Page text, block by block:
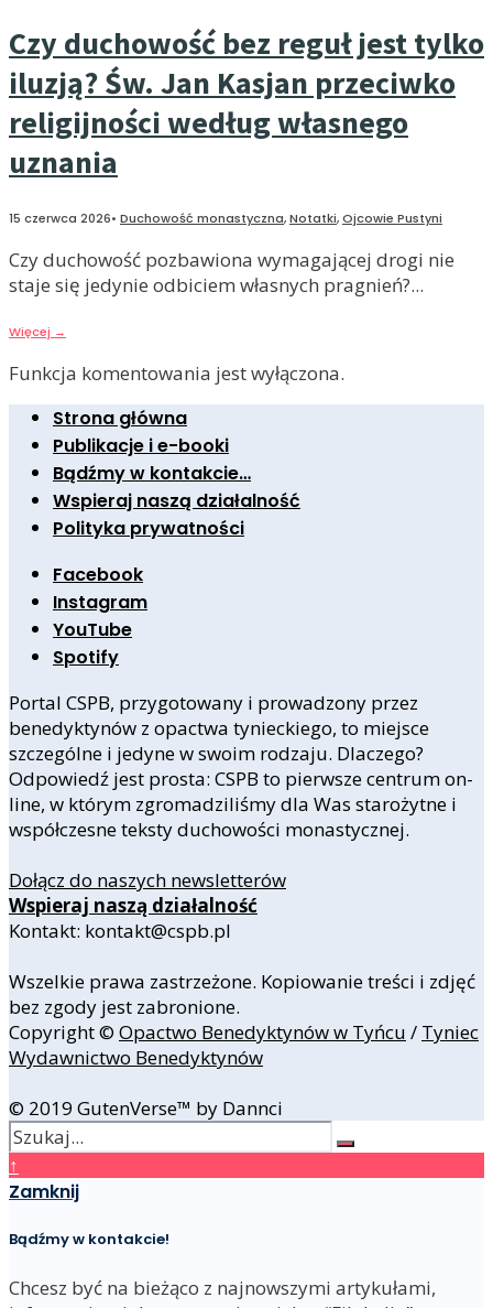
Czy duchowość bez reguł jest tylko
iluzją? Św. Jan Kasjan przeciwko
religijności według własnego
uznania
15 czerwca 2026• Duchowość monastyczna,Notatki,Ojcowie Pustyni
Czy duchowość pozbawiona wymagającej drogi nie
staje się jedynie odbiciem własnych pragnień?...
Więcej →
Funkcja komentowania jest wyłączona.
Strona główna
Publikacje i e-booki
Bądźmy w kontakcie…
Wspieraj naszą działalność
Polityka prywatności
Facebook
Instagram
YouTube
Spotify
Portal CSPB, przygotowany i prowadzony przez
benedyktynów z opactwa tynieckiego, to miejsce
szczególne i jedyne w swoim rodzaju. Dlaczego?
Odpowiedź jest prosta: CSPB to pierwsze centrum on-
line, w którym zgromadziliśmy dla Was starożytne i
współczesne teksty duchowości monastycznej.
Dołącz do naszych newsletterów
Wspieraj naszą działalność
Kontakt: kontakt@cspb.pl
Wszelkie prawa zastrzeżone. Kopiowanie treści i zdjęć
bez zgody jest zabronione.
Copyright © Opactwo Benedyktynów w Tyńcu / Tyniec
Wydawnictwo Benedyktynów
© 2019 GutenVerse™ by Dannci
↑
Zamknij
Bądźmy w kontakcie!
Chcesz być na bieżąco z najnowszymi artykułami,